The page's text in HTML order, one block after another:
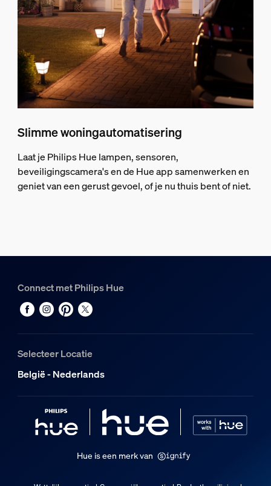
Slimme woningautomatisering
Laat je Philips Hue lampen, sensoren,
beveiligingscamera's en de Hue app samenwerken en
geniet van een gerust gevoel, of je nu thuis bent of niet.
Connect met Philips Hue
Selecteer Locatie
België - Nederlands
Hue is een merk van